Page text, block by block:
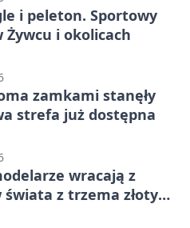
i peleton. Sportowy
Żywcu i okolicach
zamkami stanęły
strefa już dostępna
wracają z
z trzema złotymi